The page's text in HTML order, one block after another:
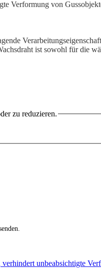
Verformung von
ist sowohl für die
zu reduzieren.
unbeabsichtigte